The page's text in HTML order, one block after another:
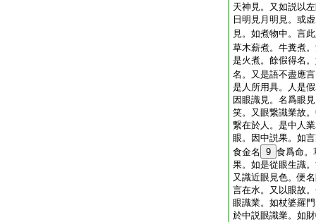
天神見。又如説以
日明見月明見。或
見。如煮物中。言
草木薪煮。牛糞煮
是火煮。餘假得名
名。又是語不盡應
是人所用具。人是
因眼識見。名爲眼
笑。又眼繋識業故
繋在於人。是中人
眼。因中説果。如
食金名
9 食爲命。
果。如是從眼生識
又識近眼見色。便
言在水。又以眼故
眼識業。如杖婆羅
於中説眼識業。如